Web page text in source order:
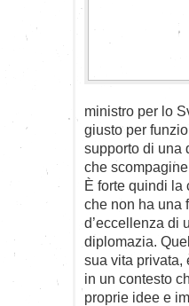
ministro per lo
giusto per
supporto di una
che
È forte quindi la
che non ha una
d’eccellenza di
diplomazia.
sua vita privata,
in un contesto
proprie idee e